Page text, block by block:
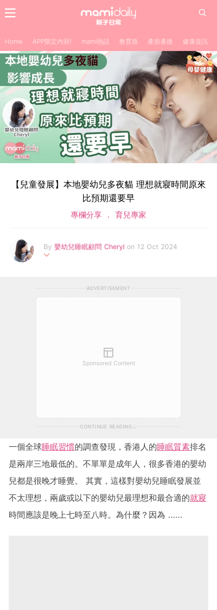
Home APP限定內容! mami熱話 教育路 產前產後 健康資訊
【兒童發展】本地嬰幼兒多夜貓 理想就寢時間原來
比預期還要早
專欄分享 育兒專家
By 嬰幼兒睡眠顧問 Cheryl on 12 Oct 2024
父母而設的網上嬰幼兒睡眠課程，協助父母解決嬰幼兒睡眠問題，
提升小朋友和父母的睡眠質素。我相信「寶寶瞓得好，爸媽就少煩
惱」，希望幫到更多家庭，讓大家都可以有覺好瞓。FB專頁：http
s://fb.me/jovial.sleepers ; IG: jovialsleepers
ADVERTISEMENT
Sponsored Content
CONTINUE READING
一個全球睡眠習慣的調查發現，香港人的睡眠質素排名
是兩岸三地最低的。不單單是成年人，很多香港的嬰幼
兒都是很晚才睡覺。 其實，這樣對嬰幼兒睡眠發展並
不太理想，兩歲或以下的嬰幼兒最理想和最合適的就寢
時間應該是晚上七時至八時。為什麼？因為 ......